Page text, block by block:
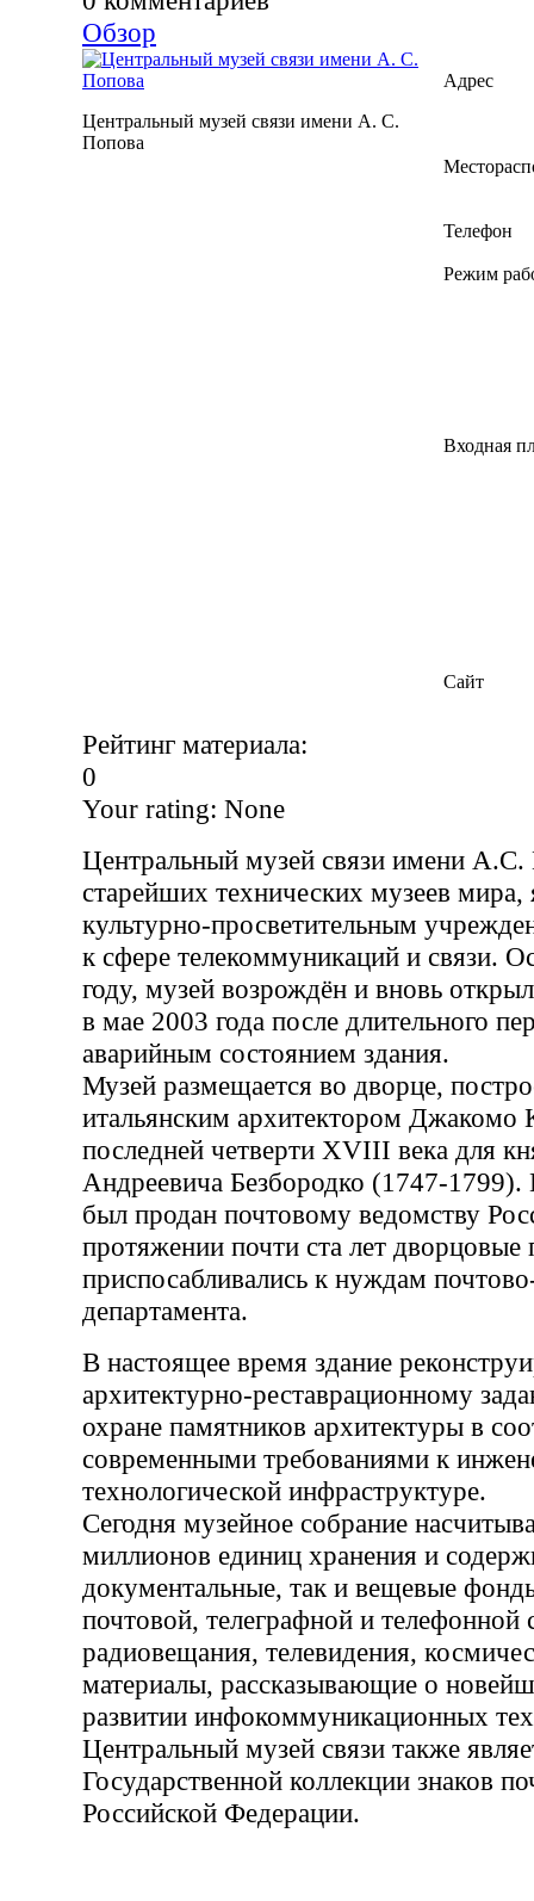
Обзор
Центральный музей связи имени А. С.
Попова
Адрес
Телефон
Режим
Входная
Сайт
Рейтинг материала:
0
Your rating: None
Центральный музей связи имени А.С.
старейших технических музеев мира,
культурно-просветительным
к сфере телекоммуникаций и связи.
году, музей возрождён и вновь
в мае 2003 года после длительного
аварийным состоянием здания.
Музей размещается во дворце,
итальянским архитектором Джакомо
последней четверти XVIII века для
Андреевича Безбородко (1747-1799).
был продан почтовому ведомству
протяжении почти ста лет
приспосабливались к нуждам
департамента.
В настоящее время здание
архитектурно-реставрационному
охране памятников архитектуры в
современными требованиями к
технологической инфраструктуре.
Сегодня музейное собрание
миллионов единиц хранения и
документальные, так и вещевые
почтовой, телеграфной и телефонной
радиовещания, телевидения,
материалы, рассказывающие о
развитии инфокоммуникационных
Центральный музей связи также
Государственной коллекции знаков
Российской Федерации.